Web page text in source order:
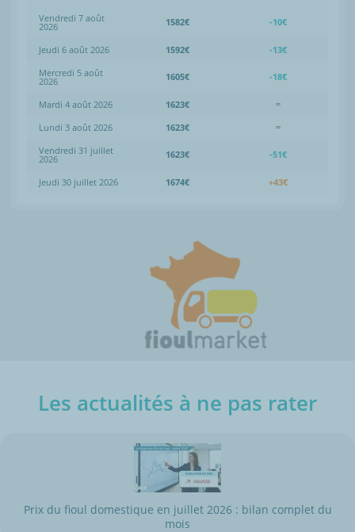
Vendredi 7 août
2026 1582€ -10€
Jeudi 6 août 2026 1592€
-13€
Mercredi 5 août
2026 1605€ -18€
Mardi 4 août 2026 1623€
=
Lundi 3 août 2026
1623€
=
Vendredi 31 juillet
2026 1623€ -51€
Jeudi 30 juillet 2026 1674€ +43€
Les actualités à ne pas rater
Prix du fioul domestique en juillet 2026 : bilan complet du
mois